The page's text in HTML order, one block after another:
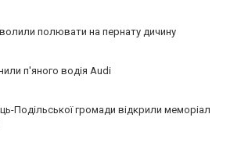
полювати на пернату дичину
п'яного водія Audi
Подільської громади відкрили меморіал